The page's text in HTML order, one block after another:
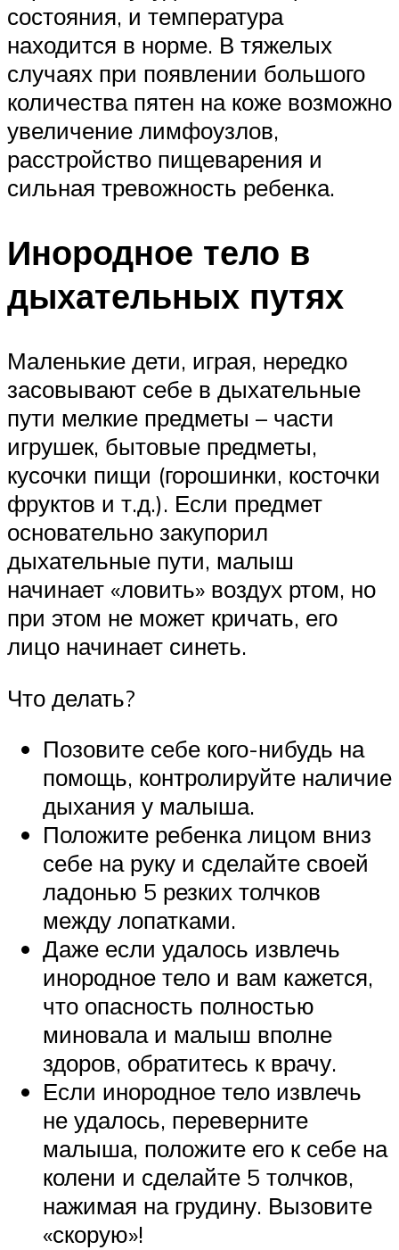
состояния, и температура
находится в норме. В тяжелых
случаях при появлении большого
количества пятен на коже возможно
увеличение лимфоузлов,
расстройство пищеварения и
сильная тревожность ребенка.
Инородное тело в
дыхательных путях
Маленькие дети, играя, нередко
засовывают себе в дыхательные
пути мелкие предметы – части
игрушек, бытовые предметы,
кусочки пищи (горошинки, косточки
фруктов и т.д.). Если предмет
основательно закупорил
дыхательные пути, малыш
начинает «ловить» воздух ртом, но
при этом не может кричать, его
лицо начинает синеть.
Что делать?
Позовите себе кого-нибудь на
помощь, контролируйте наличие
дыхания у малыша.
Положите ребенка лицом вниз
себе на руку и сделайте своей
ладонью 5 резких толчков
между лопатками.
Даже если удалось извлечь
инородное тело и вам кажется,
что опасность полностью
миновала и малыш вполне
здоров, обратитесь к врачу.
Если инородное тело извлечь
не удалось, переверните
малыша, положите его к себе на
колени и сделайте 5 толчков,
нажимая на грудину. Вызовите
«скорую»!